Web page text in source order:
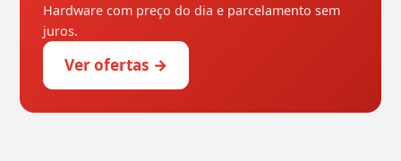
Hardware com preço do dia e parcelamento sem
juros.
Ver ofertas →